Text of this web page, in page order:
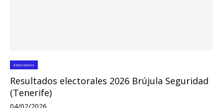
Elecciones
Resultados electorales 2026 Brújula Seguridad
(Tenerife)